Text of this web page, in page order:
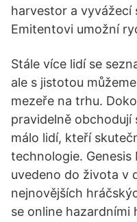
harvestor a vyvážecí
Emitentovi umožní
Stále více lidí se
ale s jistotou
mezeře na trhu.
pravidelně obchodují
málo lidí, kteří
technologie. Genesis
uvedeno do života v
nejnovějších
se online hazardními